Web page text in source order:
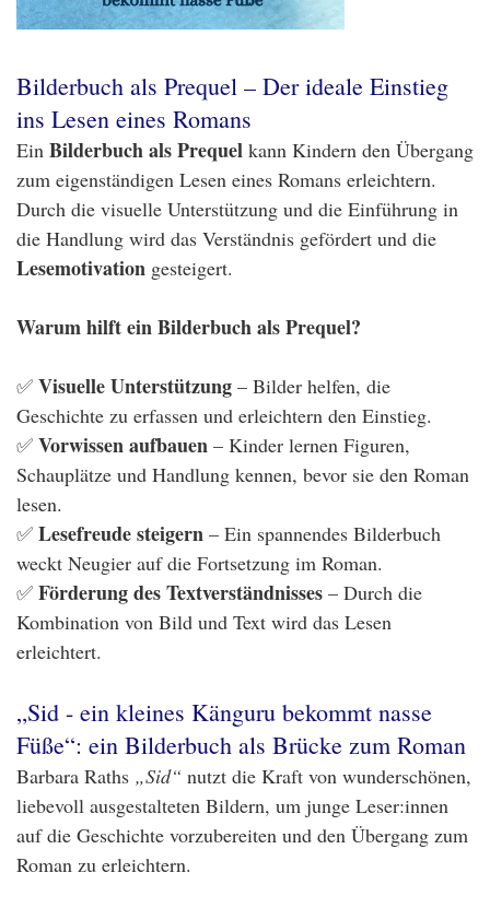
Bilderbuch als Prequel – Der ideale Einstieg
ins Lesen eines Romans
Ein Bilderbuch als Prequel kann Kindern den Übergang
zum eigenständigen Lesen eines Romans erleichtern.
Durch die visuelle Unterstützung und die Einführung in
die Handlung wird das Verständnis gefördert und die
Lesemotivation gesteigert.
Warum hilft ein Bilderbuch als Prequel?
✅ Visuelle Unterstützung – Bilder helfen, die
Geschichte zu erfassen und erleichtern den Einstieg.
✅ Vorwissen aufbauen – Kinder lernen Figuren,
Schauplätze und Handlung kennen, bevor sie den Roman
lesen.
✅ Lesefreude steigern – Ein spannendes Bilderbuch
weckt Neugier auf die Fortsetzung im Roman.
✅ Förderung des Textverständnisses – Durch die
Kombination von Bild und Text wird das Lesen
erleichtert.
„Sid - ein kleines Känguru bekommt nasse
Füße“: ein Bilderbuch als Brücke zum Roman
Barbara Raths „Sid“ nutzt die Kraft von wunderschönen,
liebevoll ausgestalteten Bildern, um junge Leser:innen
auf die Geschichte vorzubereiten und den Übergang zum
Roman zu erleichtern.